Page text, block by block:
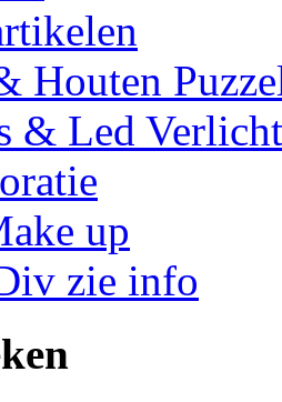
Houten
& Led
up
zie info